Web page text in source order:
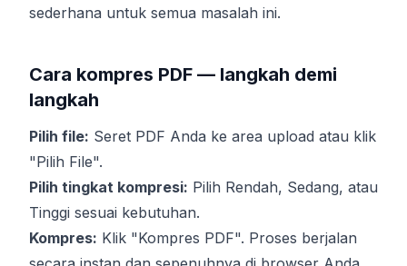
sederhana untuk semua masalah ini.
Cara kompres PDF — langkah demi
langkah
Pilih file: Seret PDF Anda ke area upload atau klik
"Pilih File".
Pilih tingkat kompresi: Pilih Rendah, Sedang, atau
Tinggi sesuai kebutuhan.
Kompres: Klik "Kompres PDF". Proses berjalan